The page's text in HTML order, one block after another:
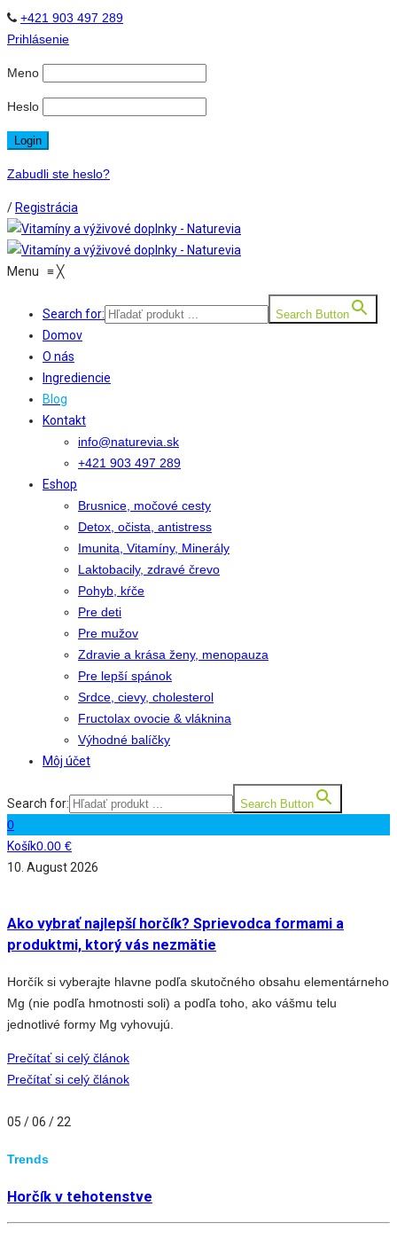
+421 903 497 289
Prihlásenie
Meno
Heslo
Zabudli ste heslo?
/ Registrácia
Menu ≡╳
Search for: Search Button
Domov
O nás
Ingrediencie
Blog
Kontakt
info@naturevia.sk
+421 903 497 289
Eshop
Brusnice, močové cesty
Detox, očista, antistress
Imunita, Vitamíny, Minerály
Laktobacily, zdravé črevo
Pohyb, kŕče
Pre deti
Pre mužov
Zdravie a krása ženy, menopauza
Pre lepší spánok
Srdce, cievy, cholesterol
Fructolax ovocie & vláknina
Výhodné balíčky
Môj účet
Search for: Search Button
0
Košík0.00 €
10. August 2026
Ako vybrať najlepší horčík? Sprievodca formami a
produktmi, ktorý vás nezmätie
Horčík si vyberajte hlavne podľa skutočného obsahu elementárneho
Mg (nie podľa hmotnosti soli) a podľa toho, ako vášmu telu
jednotlivé formy Mg vyhovujú.
Prečítať si celý článok
Prečítať si celý článok
05 / 06 / 22
Trends
Horčík v tehotenstve